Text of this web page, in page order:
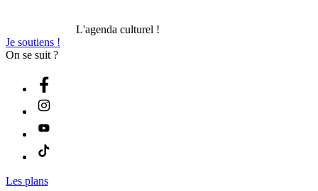
L'agenda culturel !
Je soutiens !
On se suit ?
Les plans